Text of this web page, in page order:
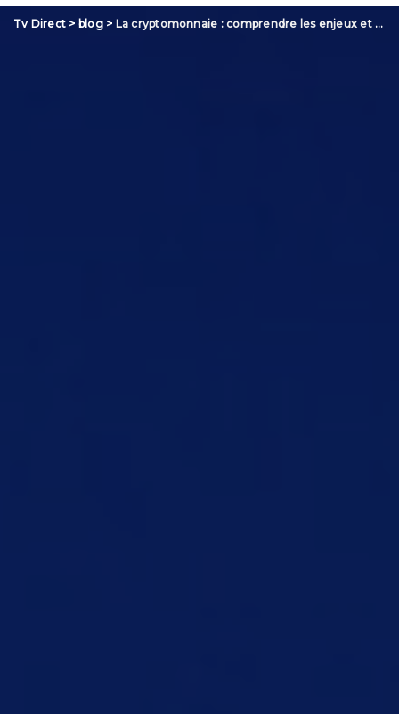
Tv Direct > blog> La cryptomonnaie : comprendre les enjeux et opportunités de cette révolution financière